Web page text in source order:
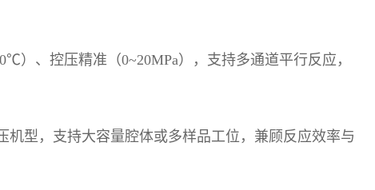
）、控压精准（0~20MPa），支持多通道平行反应，
机型，支持大容量腔体或多样品工位，兼顾反应效率与